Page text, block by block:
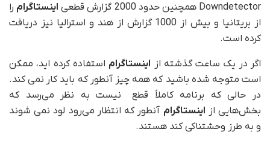
Downdetector همچنین حدود 2000 گزارش قطعی اینستاگرام را
از بریتانیا و بیش از 1000 گزارش از هند و استرالیا نیز دریافت
کرده است.
اگر در یک ساعت گذشته از اینستاگرام استفاده کرده اید، ممکن
است متوجه شده باشید که همه چیز آنطور که باید کار نمی کند.
در حالی که برنامه کاملاً قطع نیست به نظر می‌رسد که
بخش‌هایی از اینستاگرام آنطور که انتظار می‌رود لود نمی شوند
و به طرز وحشتناکی کند هستند.